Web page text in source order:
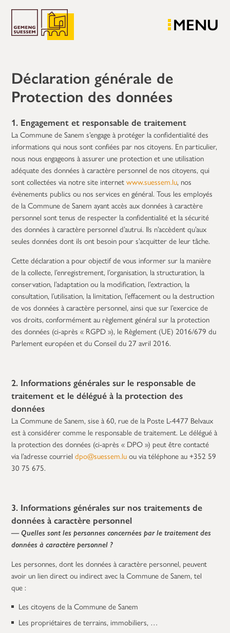
MENU
Déclaration générale de
Protection des données
1. Engagement et responsable de traitement
La Commune de Sanem s’engage à protéger la confidentialité des
informations qui nous sont confiées par nos citoyens. En particulier,
nous nous engageons à assurer une protection et une utilisation
adéquate des données à caractère personnel de nos citoyens, qui
sont collectées via notre site internetwww.suessem.lu, nos
évènements publics ou nos services en général. Tous les employés
de la Commune de Sanem ayant accès aux données à caractère
personnel sont tenus de respecter la confidentialité et la sécurité
des données à caractère personnel d’autrui. Ils n’accèdent qu’aux
seules données dont ils ont besoin pour s’acquitter de leur tâche.
Cette déclaration a pour objectif de vous informer sur la manière
de la collecte, l’enregistrement, l’organisation, la structuration, la
conservation, l’adaptation ou la modification, l’extraction, la
consultation, l’utilisation, la limitation, l’effacement ou la destruction
de vos données à caractère personnel, ainsi que sur l’exercice de
vos droits, conformément au règlement général sur la protection
des données (ci-après « RGPD »), le Règlement (UE) 2016/679 du
Parlement européen et du Conseil du 27 avril 2016.
2. Informations générales sur le responsable de
traitement et le délégué à la protection des
données
La Commune de Sanem, sise à 60, rue de la Poste L-4477 Belvaux
est à considérer comme le responsable de traitement. Le délégué à
la protection des données (ci-après « DPO ») peut être contacté
via l’adresse courrieldpo@suessem.luou via téléphone au +352 59
30 75 675.
3. Informations générales sur nos traitements de
données à caractère personnel
— Quelles sont les personnes concernées par le traitement des
données à caractère personnel ?
Les personnes, dont les données à caractère personnel, peuvent
avoir un lien direct ou indirect avec la Commune de Sanem, tel
que :
Les citoyens de la Commune de Sanem
Les propriétaires de terrains, immobiliers, …